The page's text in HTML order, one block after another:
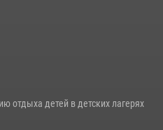
отдыха детей в детских лагерях